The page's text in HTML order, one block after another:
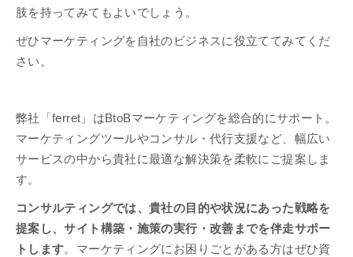
肢を持ってみてもよいでしょう。
ぜひマーケティングを自社のビジネスに役立ててみてくだ
さい。
弊社「ferret」はBtoBマーケティングを総合的にサポート。
マーケティングツールやコンサル・代行支援など、幅広い
サービスの中から貴社に最適な解決策を柔軟にご提案しま
す。
コンサルティングでは、貴社の目的や状況にあった戦略を
提案し、サイト構築・施策の実行・改善までを伴走サポー
トします。マーケティングにお困りごとがある方はぜひ資